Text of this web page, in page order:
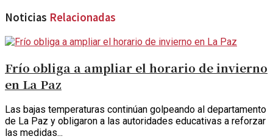
Noticias Relacionadas
Frío obliga a ampliar el horario de invierno
en La Paz
Las bajas temperaturas continúan golpeando al departamento
de La Paz y obligaron a las autoridades educativas a reforzar
las medidas...